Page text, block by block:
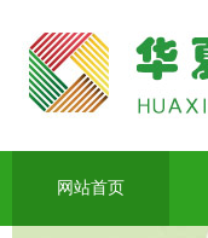
网站首页